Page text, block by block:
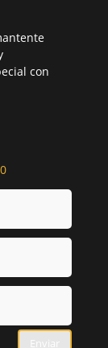
con
Enviar